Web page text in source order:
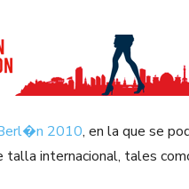
2010, en la que se
internacional, tales